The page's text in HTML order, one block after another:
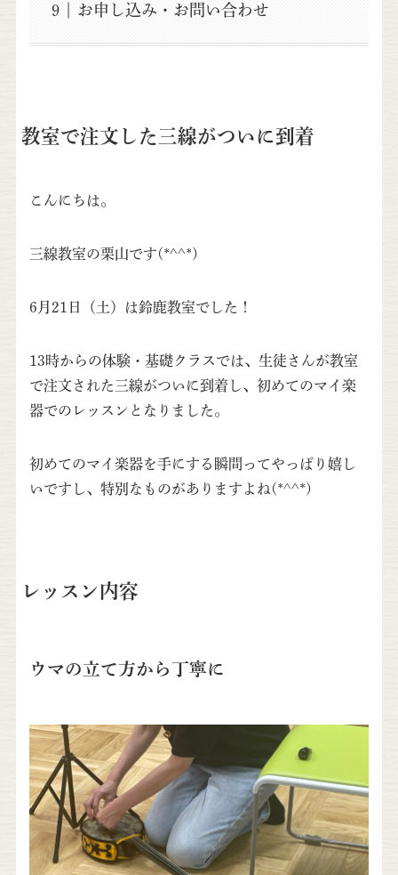
お申し込み・お問い合わせ
教室で注文した三線がついに到着
こんにちは。
三線教室の栗山です(*^^*)
6月21日（土）は鈴鹿教室でした！
13時からの体験・基礎クラスでは、生徒さんが教室
で注文された三線がついに到着し、初めてのマイ楽
器でのレッスンとなりました。
初めてのマイ楽器を手にする瞬間ってやっぱり嬉し
いですし、特別なものがありますよね(*^^*)
レッスン内容
ウマの立て方から丁寧に